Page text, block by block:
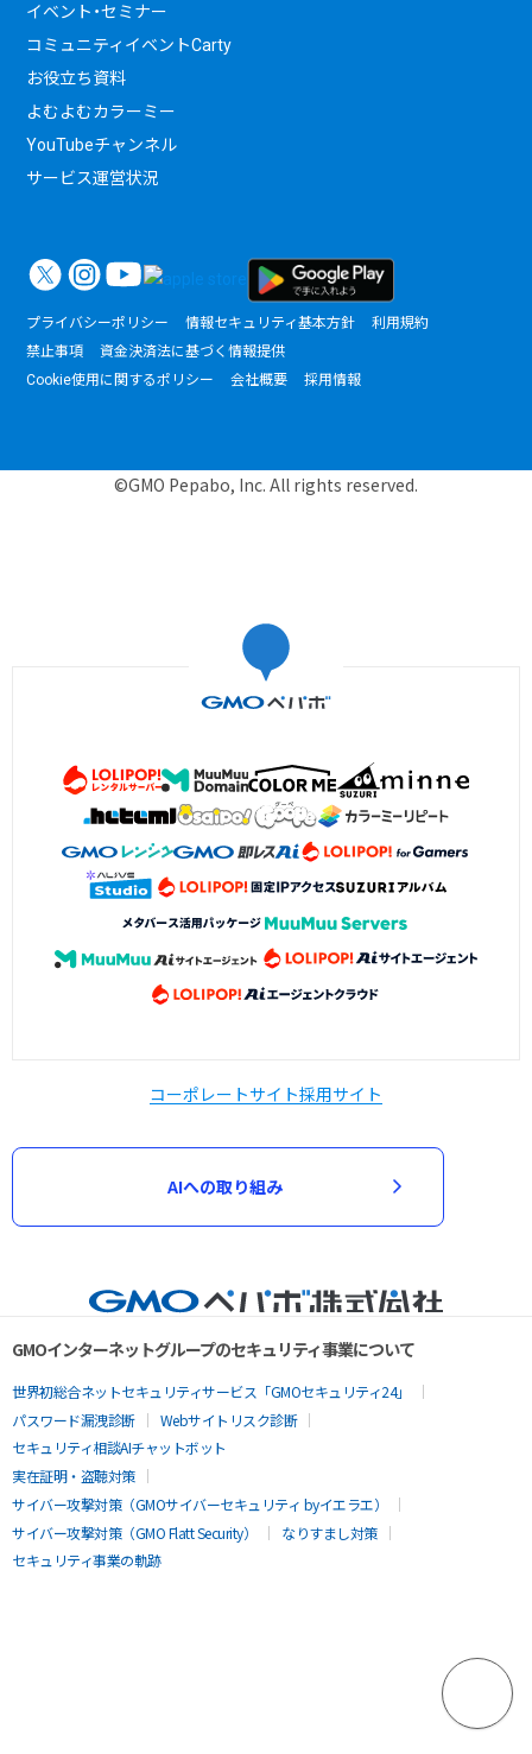
イベント・セミナー
コミュニティイベントCarty
お役立ち資料
よむよむカラーミー
YouTubeチャンネル
サービス運営状況
プライバシーポリシー 情報セキュリティ基本方針
利用規約
禁止事項
資金決済法に基づく情報提供
Cookie使用に関するポリシー
会社概要 採用情報
©GMO Pepabo, Inc. All rights reserved.
コーポレートサイト採用サイト
AIへの取り組み
GMOインターネットグループのセキュリティ事業について
世界初総合ネットセキュリティサービス「GMOセキュリティ24」
パスワード漏洩診断
Webサイトリスク診断
セキュリティ相談AIチャットボット
実在証明・盗聴対策
サイバー攻撃対策（GMOサイバーセキュリティ byイエラエ）
サイバー攻撃対策（GMO Flatt Security）
なりすまし対策
セキュリティ事業の軌跡